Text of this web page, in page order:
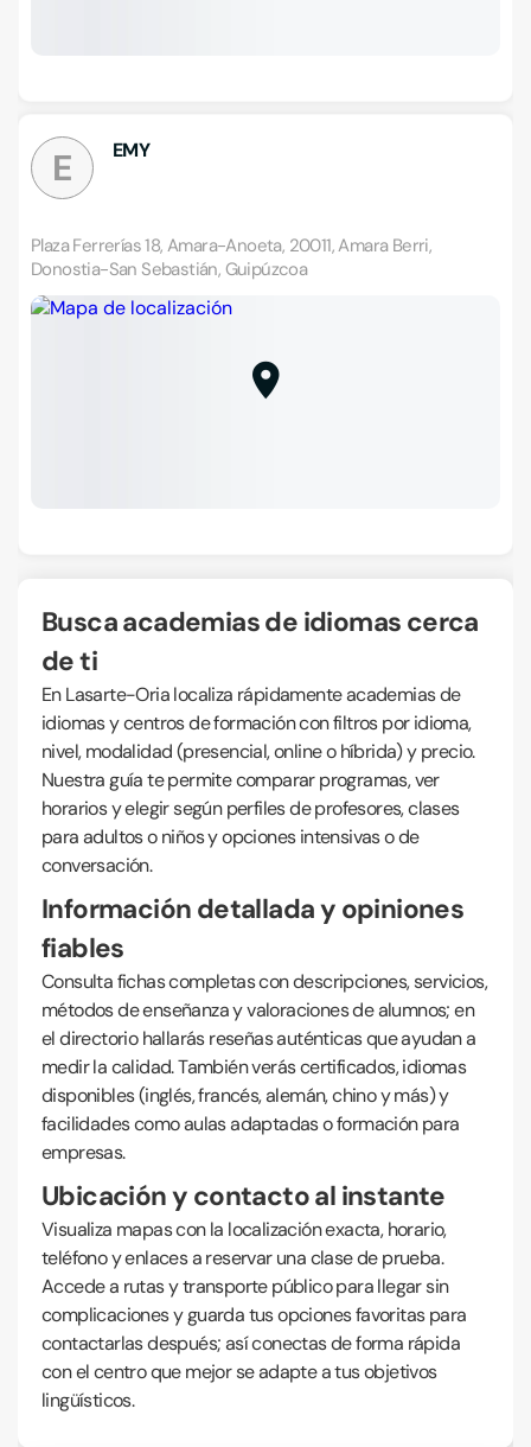
E EMY
Plaza Ferrerías 18, Amara-Anoeta, 20011, Amara Berri,
Donostia-San Sebastián, Guipúzcoa
Busca academias de idiomas cerca
de ti
En Lasarte-Oria localiza rápidamente academias de
idiomas y centros de formación con filtros por idioma,
nivel, modalidad (presencial, online o híbrida) y precio.
Nuestra guía te permite comparar programas, ver
horarios y elegir según perfiles de profesores, clases
para adultos o niños y opciones intensivas o de
conversación.
Información detallada y opiniones
fiables
Consulta fichas completas con descripciones, servicios,
métodos de enseñanza y valoraciones de alumnos; en
el directorio hallarás reseñas auténticas que ayudan a
medir la calidad. También verás certificados, idiomas
disponibles (inglés, francés, alemán, chino y más) y
facilidades como aulas adaptadas o formación para
empresas.
Ubicación y contacto al instante
Visualiza mapas con la localización exacta, horario,
teléfono y enlaces a reservar una clase de prueba.
Accede a rutas y transporte público para llegar sin
complicaciones y guarda tus opciones favoritas para
contactarlas después; así conectas de forma rápida
con el centro que mejor se adapte a tus objetivos
lingüísticos.